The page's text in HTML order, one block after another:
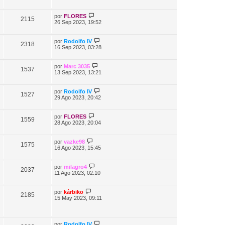
2115 por FLORES
26 Sep 2023, 19:52
2318 por Rodolfo IV
16 Sep 2023, 03:28
1537 por Marc 3035
13 Sep 2023, 13:21
1527 por Rodolfo IV
29 Ago 2023, 20:42
1559 por FLORES
28 Ago 2023, 20:04
1575 por vazke98
16 Ago 2023, 15:45
2037 por milagro4
11 Ago 2023, 02:10
2185 por kárbiko
15 May 2023, 09:11